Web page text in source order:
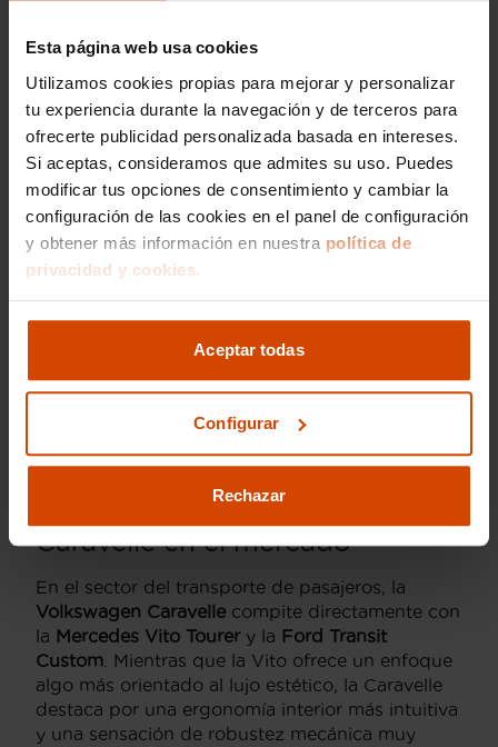
Esta página web usa cookies
Utilizamos cookies propias para mejorar y personalizar
tu experiencia durante la navegación y de terceros para
ofrecerte publicidad personalizada basada en intereses.
Si aceptas, consideramos que admites su uso. Puedes
modificar tus opciones de consentimiento y cambiar la
configuración de las cookies en el panel de configuración
y obtener más información en nuestra política de
privacidad y cookies.
Aceptar todas
Configurar
Rechazar
Razones para elegir el renting
de la Caravelle
Elegir unaVolkswagen Caravellees apostar por
un valor seguro en términos de durabilidad y
versatilidad operativa. Su diseño atemporal y la
robustez de sus componentes aseguran que el
vehículo responda con excelencia ante un uso
intensivo, ya sea para el transporte profesional
de personas o para fines recreativos.
Al optar porFlexicar Renting, accedes a un
vehículo de una de las mejoresmarcasalemanas
con la ventaja de unrenting sin entrada
tu liquidez económica. El soporte constante y la
gestión personalizada convierten este contrato
Alternativas y rivales de la
Caravelle en el mercado
En el sector del transporte de pasajeros, la
Volkswagen Caravelle compite directamente con
la Mercedes Vito Tourery la Ford Transit
Custom . Mientras que la Vito ofrece un enfoque
algo más orientado al lujo estético, la Caravelle
destaca por una ergonomía interior más intuitiva
y una sensación de robustez mecánica muy